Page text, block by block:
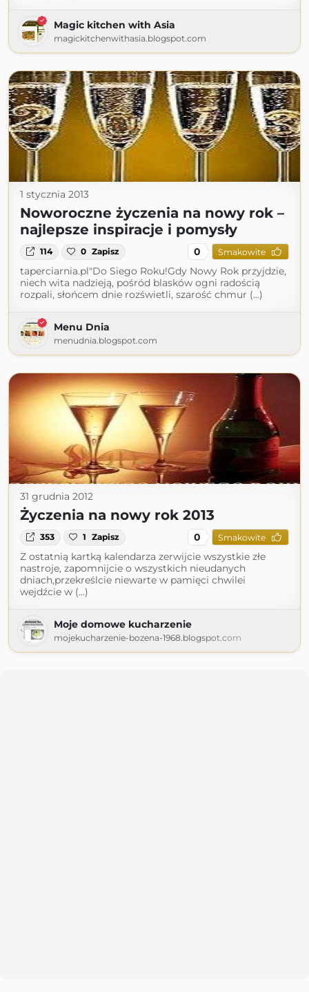
Magic kitchen with Asia
magickitchenwithasia.blogspot.com
1 stycznia 2013
Noworoczne życzenia na nowy rok –
najlepsze inspiracje i pomysły
114 0 Zapisz 0 Smakowite
taperciarnia.pl"Do Siego Roku!Gdy Nowy Rok przyjdzie,
niech wita nadzieją, pośród blasków ogni radością
rozpali, słońcem dnie rozświetli, szarość chmur (...)
Menu Dnia
menudnia.blogspot.com
31 grudnia 2012
Życzenia na nowy rok 2013
353 1 Zapisz 0 Smakowite
Z ostatnią kartką kalendarza zerwijcie wszystkie złe
nastroje, zapomnijcie o wszystkich nieudanych
dniach,przekreślcie niewarte w pamięci chwilei
wejdźcie w (...)
Moje domowe kucharzenie
mojekucharzenie-bozena-1968.blogspot.com